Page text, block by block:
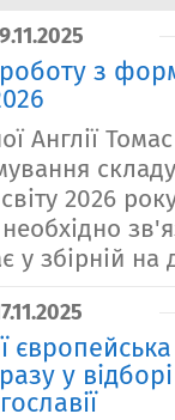
з
Англії
складу
2026
у збірній на
у